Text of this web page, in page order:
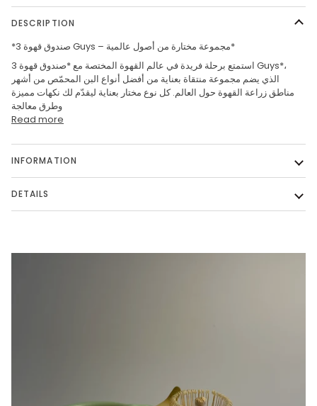
DESCRIPTION
*صندوق قهوة 3 Guys – مجموعة مختارة من أصول عالمية*
استمتع برحلة فريدة في عالم القهوة المختصة مع *صندوق قهوة 3 Guys*،
الذي يضم مجموعة منتقاة بعناية من أفضل أنواع البن المحمّص من أشهر
مناطق زراعة القهوة حول العالم. كل نوع مختار بعناية ليقدّم لك نكهات مميزة
وطرق معالجة
Read more
INFORMATION
DETAILS